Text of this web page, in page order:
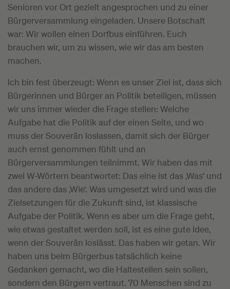
Senioren vor Ort gezielt angesprochen und zu einer
Bürgerversammlung eingeladen. Unsere Botschaft
war: Wir wollen einen Dorfbus einführen. Euch
brauchen wir, um zu wissen, wie wir das am besten
machen.
Ich bin fest überzeugt: Wenn es unser Ziel ist, dass sich
Bürgerinnen und Bürger an Politik beteiligen, müssen
wir uns immer wieder die Frage stellen: Welche
Aufgabe hat die Politik auf der einen Seite, und wo
muss der Souverän loslassen, damit sich der Bürger
auch ernst genommen fühlt und an
Bürgerversammlungen teilnimmt. Wir haben das mit
zwei W-Wörtern beantwortet: Das eine ist das ‚Was‘ und
das andere das ‚Wie‘. Was umgesetzt wird und was die
Zielsetzungen für die Zukunft sind, ist klassische
Aufgabe der Politik. Wenn es aber um die Frage geht,
wie etwas gestaltet werden soll, ist es eine gute Idee,
wenn der Souverän loslässt. Das haben wir getan. Wir
haben uns beim Bürgerbus tatsächlich keine
Gedanken gemacht, wo die Haltestellen sein sollen,
sondern den Bürgern vertraut. 70 Menschen sind zu